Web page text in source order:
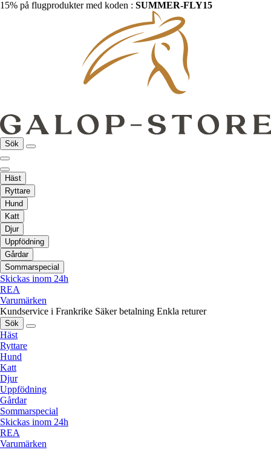
15% på flugprodukter med koden : SUMMER-FLY15
Sök
Häst
Ryttare
Hund
Katt
Djur
Uppfödning
Gårdar
Sommarspecial
Skickas inom 24h
REA
Varumärken
Kundservice i Frankrike Säker betalning Enkla returer
Sök
Häst
Ryttare
Hund
Katt
Djur
Uppfödning
Gårdar
Sommarspecial
Skickas inom 24h
REA
Varumärken